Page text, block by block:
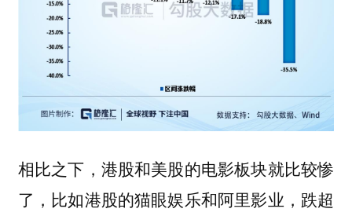
相比之下，港股和美股的电影板块就比较惨
了，比如港股的猫眼娱乐和阿里影业，跌超